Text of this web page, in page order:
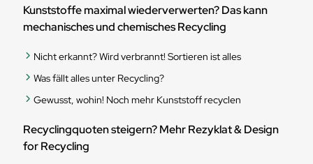
Kunststoffe maximal wiederverwerten? Das kann
mechanisches und chemisches Recycling
Nicht erkannt? Wird verbrannt! Sortieren ist alles
Was fällt alles unter Recycling?
Gewusst, wohin! Noch mehr Kunststoff recyclen
Recyclingquoten steigern? Mehr Rezyklat & Design
for Recycling